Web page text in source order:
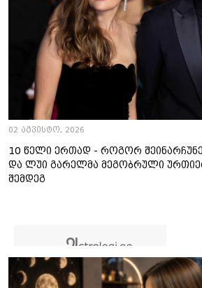
02 აგვისტო, 2026
10 წელი ერთად - როგორ
და ლუი გარელმა მეგობრული
შემდეგ